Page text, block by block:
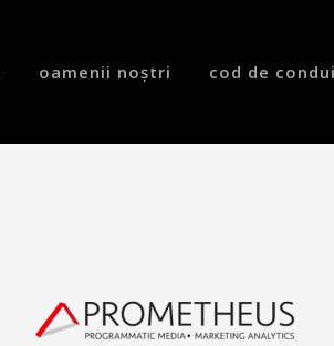
oamenii noștri cod de